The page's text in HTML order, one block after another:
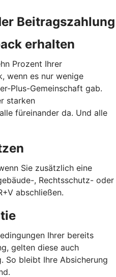
Beitragszahlung
erhalten
Prozent Ihrer
wenn es nur wenige
Plus-Gemeinschaft gab.
starken
füreinander da. Und alle
Sie zusätzlich eine
, Rechtsschutz- oder
abschließen.
Ihrer bereits
gelten diese auch
So bleibt Ihre Absicherung